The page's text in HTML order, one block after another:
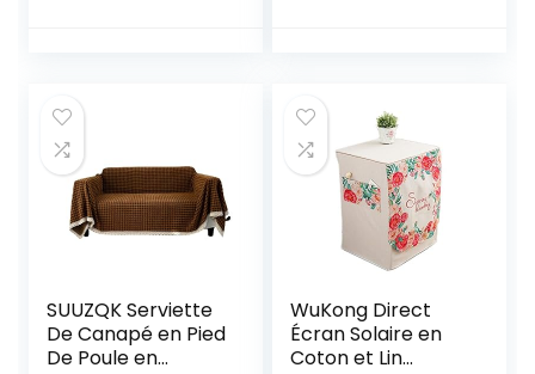
gaufré –
Antidérapante (3
Places, Gris)
SUUZQK Serviette
De Canapé en Pied
De Poule en
WuKong Direct
Écran Solaire en
Coton et Lin